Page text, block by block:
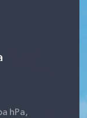
hPa,